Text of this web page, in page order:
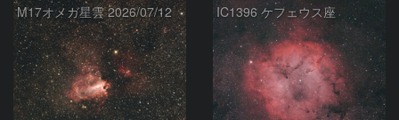
M17オメガ星雲 2026/07/12 IC1396 ケフェウス座